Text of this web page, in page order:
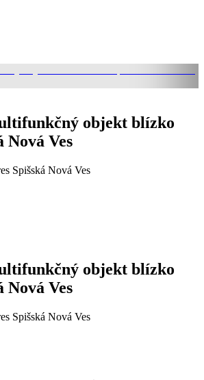
objekt blízko
Nová Ves
Spišská Nová Ves
objekt blízko
Nová Ves
Spišská Nová Ves